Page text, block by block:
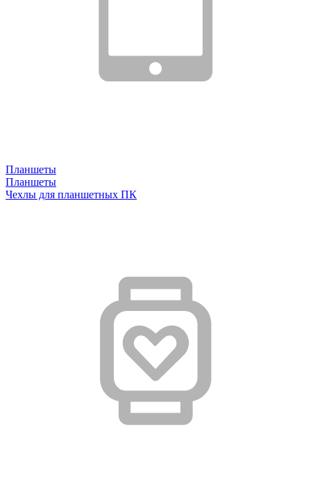
Планшеты
Планшеты
Чехлы для планшетных ПК